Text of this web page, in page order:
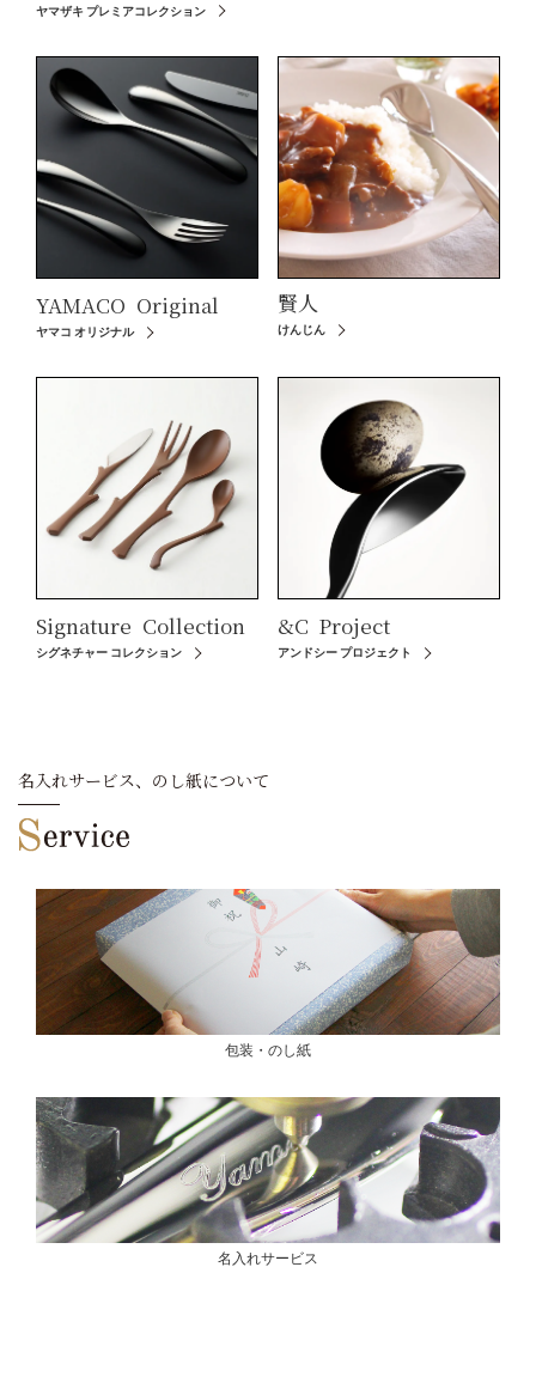
ヤマザキ プレミアコレクション
YAMACO Original
ヤマコ オリジナル
賢人
けんじん
Signature Collection
シグネチャー コレクション
&C Project
アンドシー プロジェクト
名入れサービス、のし紙について
包装・のし紙
名入れサービス